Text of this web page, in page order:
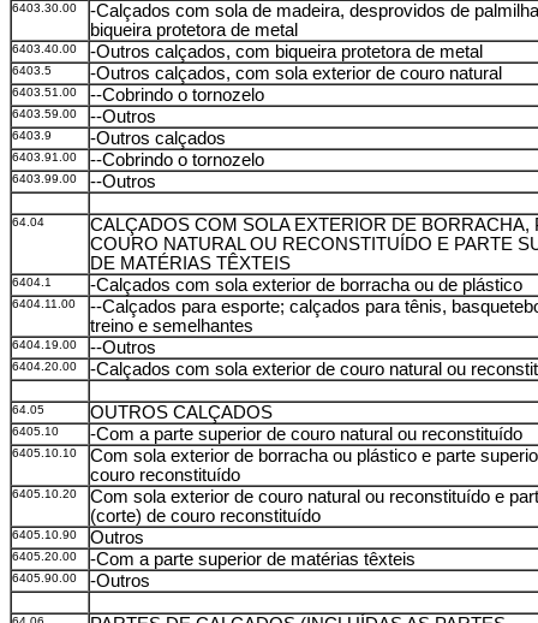
6403.30.00
-Calçados com sola de madeira, desprovidos de
biqueira protetora de metal
6403.40.00 -Outros calçados, com biqueira protetora de metal
6403.5 -Outros calçados, com sola exterior de couro natural
6403.51.00 --Cobrindo o tornozelo
6403.59.00 --Outros
6403.9 -Outros calçados
6403.91.00 --Cobrindo o tornozelo
6403.99.00 --Outros
64.04
CALÇADOS COM SOLA EXTERIOR DE BORRACHA,
COURO NATURAL OU RECONSTITUÍDO E PARTE
DE MATÉRIAS TÊXTEIS
6404.1 -Calçados com sola exterior de borracha ou de plástico
6404.11.00
--Calçados para esporte; calçados para tênis,
treino e semelhantes
6404.19.00 --Outros
6404.20.00 -Calçados com sola exterior de couro natural ou
64.05 OUTROS CALÇADOS
6405.10 -Com a parte superior de couro natural ou reconstituído
6405.10.10
Com sola exterior de borracha ou plástico e parte
couro reconstituído
6405.10.20
Com sola exterior de couro natural ou reconstituído e
(corte) de couro reconstituído
6405.10.90 Outros
6405.20.00 -Com a parte superior de matérias têxteis
6405.90.00 -Outros